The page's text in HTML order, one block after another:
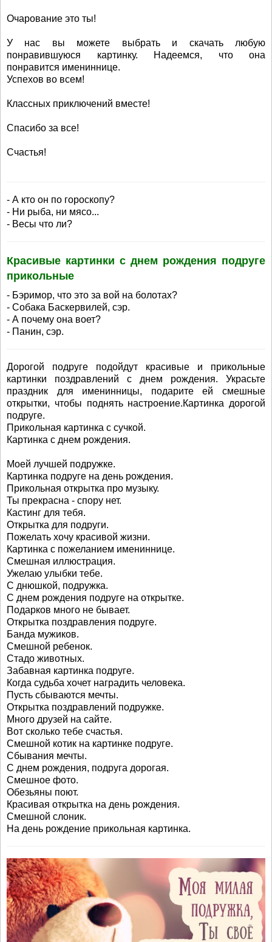
Очарование это ты!
У нас вы можете выбрать и скачать любую
понравившуюся картинку. Надеемся, что она
понравится имениннице.
Успехов во всем!
Классных приключений вместе!
Спасибо за все!
Счастья!
- А кто он по гороскопу?
- Ни рыба, ни мясо...
- Весы что ли?
Красивые картинки с днем рождения подруге
прикольные
- Бэримор, что это за вой на болотах?
- Собака Баскервилей, сэр.
- А почему она воет?
- Панин, сэр.
Дорогой подруге подойдут красивые и прикольные
картинки поздравлений с днем рождения. Украсьте
праздник для именинницы, подарите ей смешные
открытки, чтобы поднять настроение.Картинка дорогой
подруге.
Прикольная картинка с сучкой.
Картинка с днем рождения.
Моей лучшей подружке.
Картинка подруге на день рождения.
Прикольная открытка про музыку.
Ты прекрасна - спору нет.
Кастинг для тебя.
Открытка для подруги.
Пожелать хочу красивой жизни.
Картинка с пожеланием имениннице.
Смешная иллюстрация.
Ужелаю улыбки тебе.
С днюшкой, подружка.
С днем рождения подруге на открытке.
Подарков много не бывает.
Открытка поздравления подруге.
Банда мужиков.
Смешной ребенок.
Стадо животных.
Забавная картинка подруге.
Когда судьба хочет наградить человека.
Пусть сбываются мечты.
Открытка поздравлений подружке.
Много друзей на сайте.
Вот сколько тебе счастья.
Смешной котик на картинке подруге.
Сбывания мечты.
С днем рождения, подруга дорогая.
Смешное фото.
Обезьяны поют.
Красивая открытка на день рождения.
Смешной слоник.
На день рождение прикольная картинка.